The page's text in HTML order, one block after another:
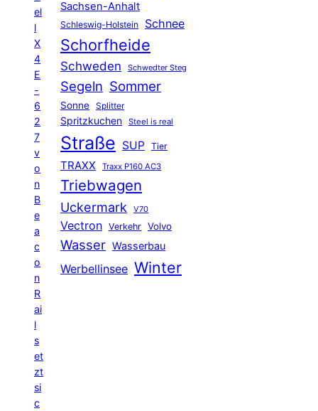
el
l
X
4
E
-
6
2
7
v
o
n
B
e
a
c
o
n
R
ai
l
s
et
zt
si
c
Sachsen-Anhalt
Schleswig-Holstein Schnee
Schorfheide
Schweden Schwedter Steg
Segeln Sommer
Sonne Splitter
Spritzkuchen Steel is real
Straße SUP Tier
TRAXX Traxx P160 AC3
Triebwagen
Uckermark V70
Vectron Verkehr Volvo
Wasser Wasserbau
Werbellinsee Winter